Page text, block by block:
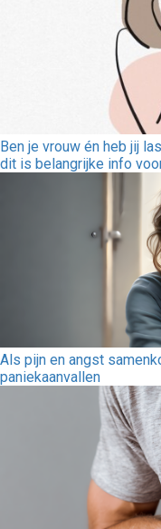
Ben je vrouw én heb jij
dit is belangrijke info
Als pijn en angst
paniekaanvallen